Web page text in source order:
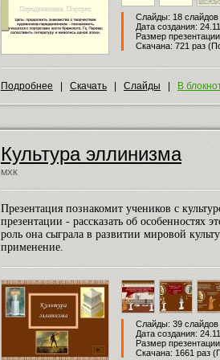
Слайды: 18 слайдов
Дата создания:
Размер
Скачана: 721 раз
Подробнее Скачать Слайды В
Культура эллинизма
МХК
Презентация познакомит учеников с
презентации - рассказать об особенностях
роль она сыграла в развитии мировой
применение.
Слайды: 39 слайдов
Дата создания:
Размер
Скачана: 1661 раз